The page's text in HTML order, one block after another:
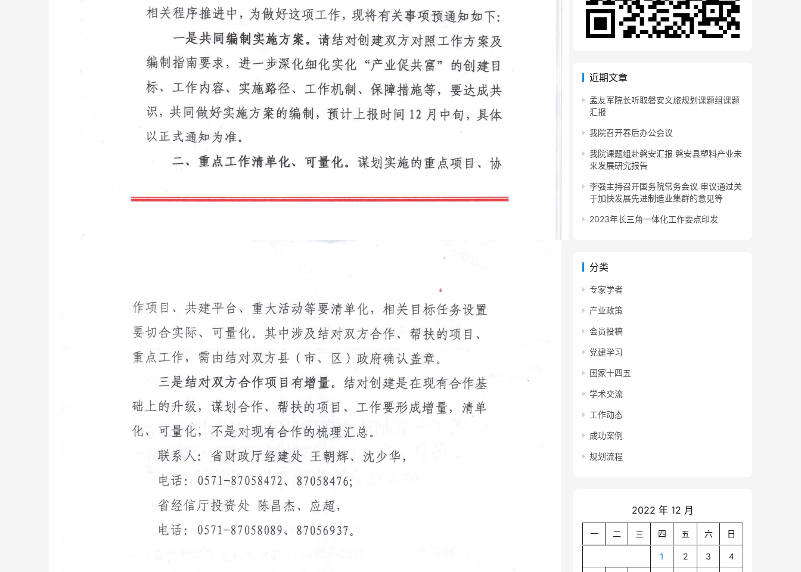
近期文章
孟友军院长听取磐安文旅规划课题组课题
汇报
我院召开春后办公会议
我院课题组赴磐安汇报 磐安县塑料产业未
来发展研究报告
李强主持召开国务院常务会议 审议通过关
于加快发展先进制造业集群的意见等
2023年长三角一体化工作要点印发
分类
专家学者
产业政策
会员投稿
党建学习
国家十四五
学术交流
工作动态
成功案例
规划流程
2022 年 12 月
一 二 三 四 五 六 日
1 2 3 4